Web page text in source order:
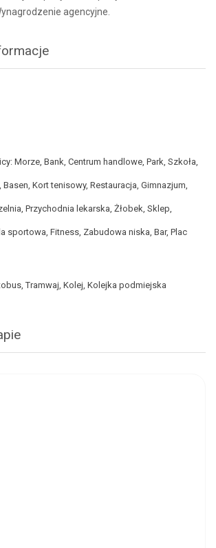
agencyjne.
Morze, Bank, Centrum handlowe, Park, Szkoła,
Kort tenisowy, Restauracja, Gimnazjum,
Przychodnia lekarska, Żłobek, Sklep,
sportowa, Fitness, Zabudowa niska, Bar, Plac
Tramwaj, Kolej, Kolejka podmiejska